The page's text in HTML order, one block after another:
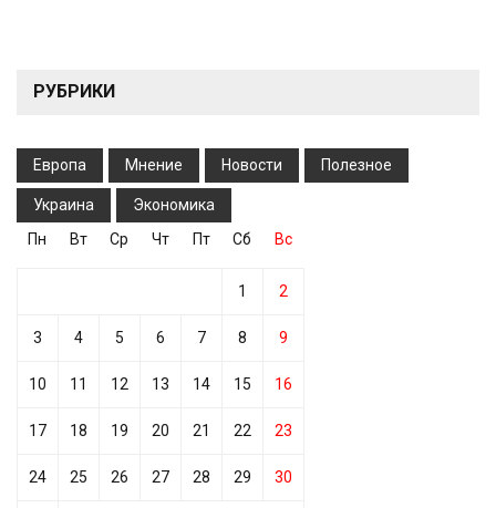
РУБРИКИ
Европа Мнение Новости Полезное
Украина
Экономика
Пн
Вт Ср Чт Пт Сб Вс
1 2
3 4 5 6 7 8 9
10 11 12 13 14 15 16
17 18 19 20 21 22 23
24 25 26 27 28 29 30